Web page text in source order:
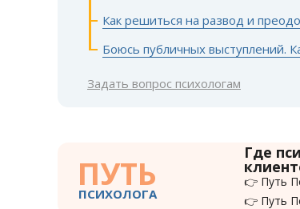
Как решиться на развод и
Боюсь публичных выступлений.
Задать вопрос психологам
ПУТЬ
ПСИХОЛОГА
Где
👉 Путь
👉 Путь